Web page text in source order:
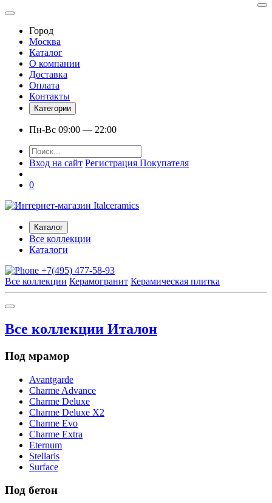
Город
Москва
Каталог
О компании
Доставка
Оплата
Контакты
Категории
Пн-Вс 09:00 — 22:00
Вход на сайт Регистрация Покупателя
0
Каталог
Все коллекции
Каталоги
+7(495) 477-58-93
Все коллекции Керамогранит Керамическая плитка
Все коллекции Италон
Под мрамор
Avantgarde
Charme Advance
Charme Deluxe
Charme Deluxe X2
Charme Evo
Charme Extra
Eternum
Stellaris
Surface
Под бетон